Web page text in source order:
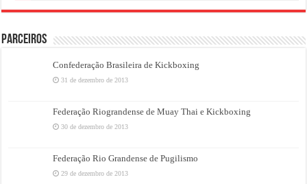
PARCEIROS
Confederação Brasileira de Kickboxing
31 de dezembro de 2013
Federação Riograndense de Muay Thai e Kickboxing
30 de dezembro de 2013
Federação Rio Grandense de Pugilismo
29 de dezembro de 2013